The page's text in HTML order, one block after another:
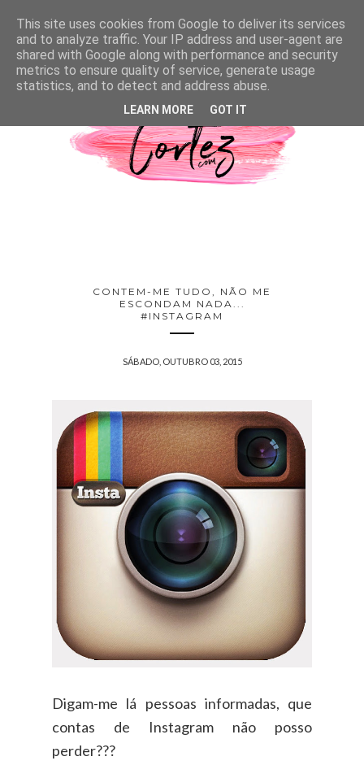
CONTEM-ME TUDO, NÃO ME
ESCONDAM NADA...
#INSTAGRAM
SÁBADO, OUTUBRO 03, 2015
Digam-me lá pessoas informadas, que
contas de Instagram não posso
perder???
This site uses cookies from Google to deliver its services
and to analyze traffic. Your IP address and user-agent are
shared with Google along with performance and security
metrics to ensure quality of service, generate usage
statistics, and to detect and address abuse.
LEARN MORE GOT IT